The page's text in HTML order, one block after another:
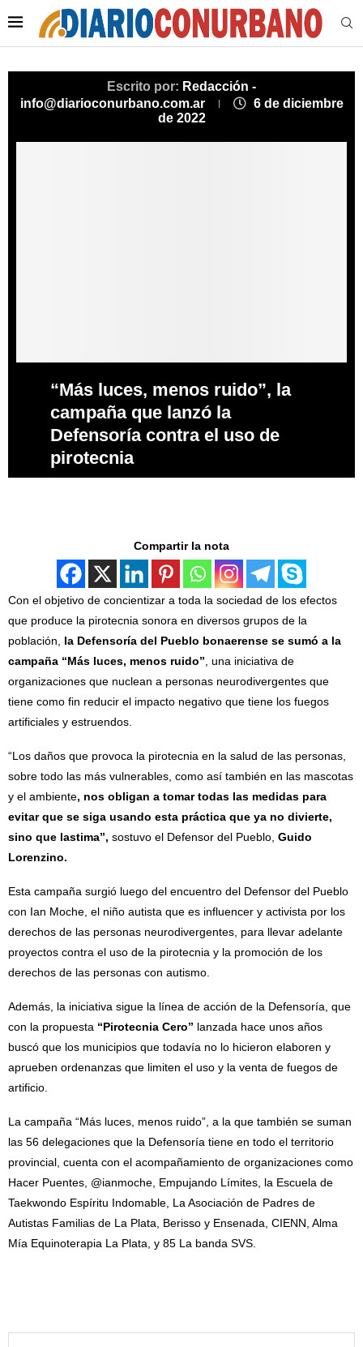
Escrito por: Redacción -
info@diarioconurbano.com.ar
6 de diciembre
de 2022
“Más luces, menos ruido”, la
campaña que lanzó la
Defensoría contra el uso de
pirotecnia
Compartir la nota
Con el objetivo de concientizar a toda la sociedad de los efectos
que produce la pirotecnia sonora en diversos grupos de la
población, la Defensoría del Pueblo bonaerense se sumó a la
campaña “Más luces, menos ruido”, una iniciativa de
organizaciones que nuclean a personas neurodivergentes que
tiene como fin reducir el impacto negativo que tiene los fuegos
artificiales y estruendos.
“Los daños que provoca la pirotecnia en la salud de las personas,
sobre todo las más vulnerables, como así también en las mascotas
y el ambiente, nos obligan a tomar todas las medidas para
evitar que se siga usando esta práctica que ya no divierte,
sino que lastima”, sostuvo el Defensor del Pueblo, Guido
Lorenzino.
Esta campaña surgió luego del encuentro del Defensor del Pueblo
con Ian Moche, el niño autista que es influencer y activista por los
derechos de las personas neurodivergentes, para llevar adelante
proyectos contra el uso de la pirotecnia y la promoción de los
derechos de las personas con autismo.
Además, la iniciativa sigue la línea de acción de la Defensoría, que
con la propuesta “Pirotecnia Cero” lanzada hace unos años
buscó que los municipios que todavía no lo hicieron elaboren y
aprueben ordenanzas que limiten el uso y la venta de fuegos de
artificio.
La campaña “Más luces, menos ruido”, a la que también se suman
las 56 delegaciones que la Defensoría tiene en todo el territorio
provincial, cuenta con el acompañamiento de organizaciones como
Hacer Puentes, @ianmoche, Empujando Límites, la Escuela de
Taekwondo Espíritu Indomable, La Asociación de Padres de
Autistas Familias de La Plata, Berisso y Ensenada, CIENN, Alma
Mía Equinoterapia La Plata, y 85 La banda SVS.